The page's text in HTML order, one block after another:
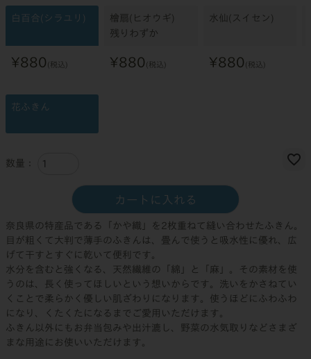
白百合(シラユリ)
¥880 税込
檜扇(ヒオウギ)
残りわずか
¥880 税込
水仙(スイセン)
¥880 税込
花ふきん
カートに入れる
奈良県の特産品である「かや織」を2枚重ねて縫い合わせたふきん。
目が粗くて大判で薄手のふきんは、畳んで使うと吸水性に優れ、広
げて干すとすぐに乾いて便利です。
水分を含むと強くなる、天然繊維の「綿」と「麻」。その素材を使
うのは、長く使ってほしいという想いからです。洗いをかさねてい
くことで柔らかく優しい肌ざわりになります。使うほどにふわふわ
になり、くたくたになるまでご愛用いただけます。
ふきん以外にもお弁当包みや出汁漉し、野菜の水気取りなどさまざ
まな用途にお使いいただけます。